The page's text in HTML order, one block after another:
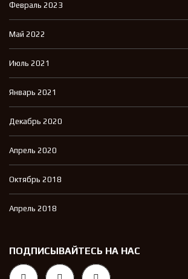
Февраль 2023
Май 2022
Июль 2021
Январь 2021
Декабрь 2020
Апрель 2020
Октябрь 2018
Апрель 2018
ПОДПИСЫВАЙТЕСЬ НА НАС